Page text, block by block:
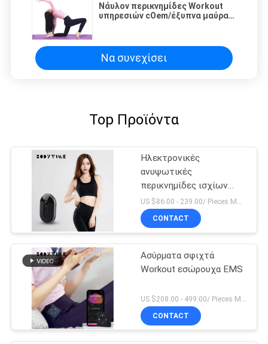
Νάυλον περικνημίδες Workout
υπηρεσιών cOem/έξυπνα μαύρα
Να συνεχίσει
Top Προϊόντα
Ηλεκτρονικές
ανυψωτικές
περικνημίδες ισχίων
υποκίνησης μυών
US $86.00 - 239.00/ Pieces MOQ:1pieces
CONTACT
Ασύρματα σφιχτά
Workout εσώρουχα EMS
US $208.00 - 499.00/ Pieces MOQ:1pieces
CONTACT